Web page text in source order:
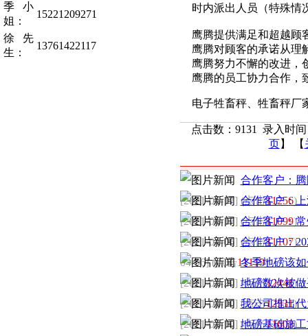
季小
姐：
15221209271
徐先
生：
13761422117
时内派出人员（特殊情
鹰腾提供满足和超越顾
鹰腾对顾客的承诺从理
鹰腾努力不懈的改进，
鹰腾的员工协力合作，
电子牲畜秤、牲畜秤厂
点击数：9131 录入时间
页】 【
合作客户：
[2021-06-17] (点击11256)
合作客户：
[2021-06-17] (点击11099)
合作客户：
[2021-04-06] (点击11107)
合作客户：
04-06] (点击11119)
冬季地磅该
[2021-03-20] (点击12441)
地磅数次被
[2021-03-10] (点击12331)
我公司推出
[2021-03-10] (点击11602)
地磅基础施